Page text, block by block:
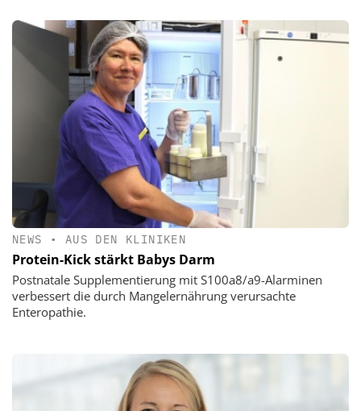
NEWS • AUS DEN KLINIKEN
Protein-Kick stärkt Babys Darm
Postnatale Supplementierung mit S100a8/a9-Alarminen
verbessert die durch Mangelernährung verursachte
Enteropathie.